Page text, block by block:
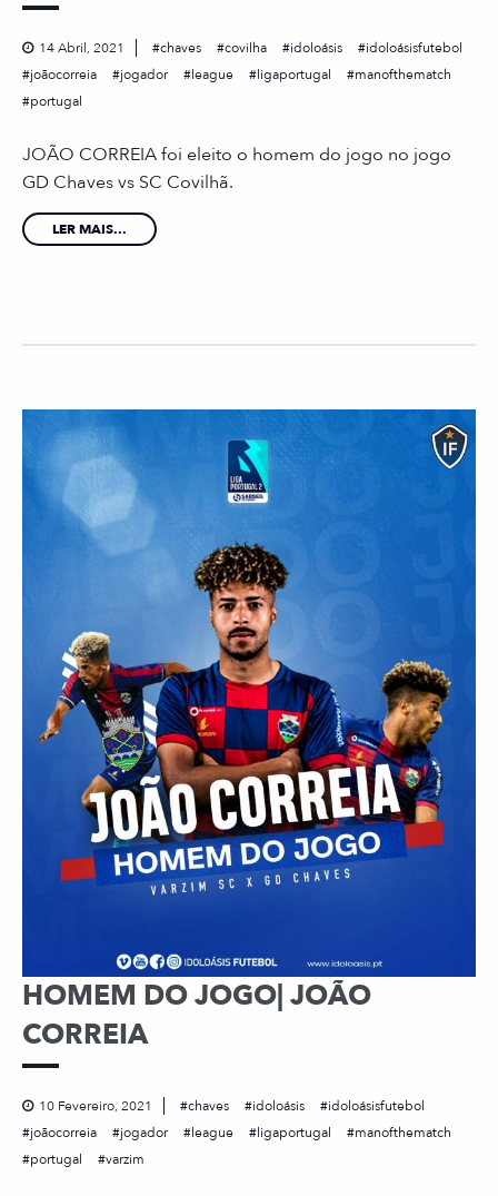
14 Abril, 2021 chaves covilha idoloásis
idoloásisfutebol
joãocorreia
jogador league ligaportugal
manofthematch
portugal
JOÃO CORREIA foi eleito o homem do jogo no jogo
GD Chaves vs SC Covilhã.
LER MAIS...
HOMEM DO JOGO| JOÃO
CORREIA
10 Fevereiro, 2021 chaves idoloásis
idoloásisfutebol
joãocorreia
jogador league ligaportugal
manofthematch
portugal
varzim